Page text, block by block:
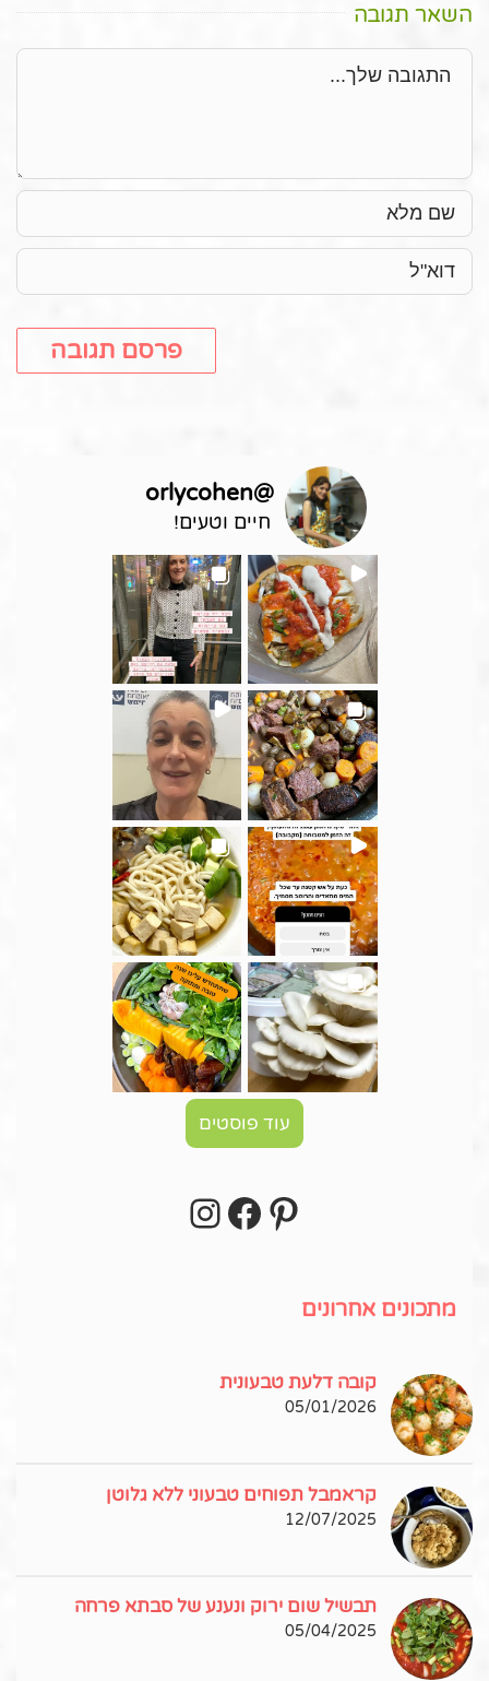
השאר תגובה
תגובה
@
orlycohen
חיים וטעים!
עוד פוסטים
Pinterest
Facebook
מתכונים אחרונים
קובה דלעת טבעונית
05/01/2026
קראמבל תפוחים טבעוני ללא גלוטן
12/07/2025
תבשיל שום ירוק ונענע של סבתא פרחה
05/04/2025